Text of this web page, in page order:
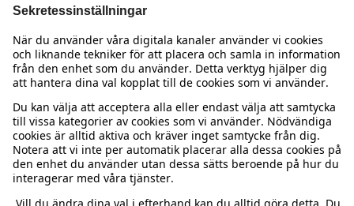
Behöver du hjälp?
Kundservice
Vanliga frågor
Beställning & retur
Kontakta oss
Kappahl Club
Logga in
Kappahl Club
Medlemsvillkor
Om oss
Om Kappahl Group
Villkor & policy
Köpvillkor Sverige
Mer från oss